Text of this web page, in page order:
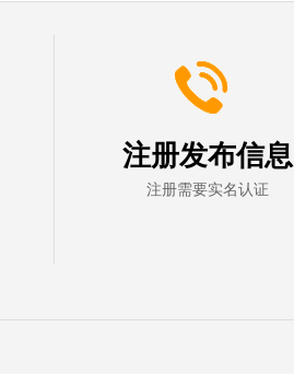
注册发布信息
注册需要实名认证